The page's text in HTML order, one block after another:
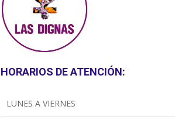
HORARIOS DE ATENCIÓN:
LUNES A VIERNES